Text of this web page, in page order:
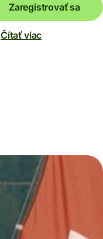
Zaregistrovať sa
Čítať viac